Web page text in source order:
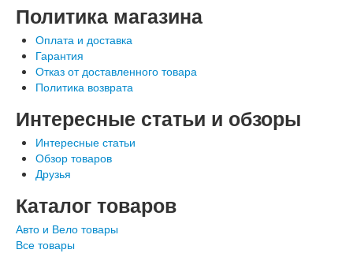
Политика магазина
Оплата и доставка
Гарантия
Отказ от доставленного товара
Политика возврата
Интересные статьи и обзоры
Интересные статьи
Обзор товаров
Друзья
Каталог товаров
Авто и Вело товары
Все товары